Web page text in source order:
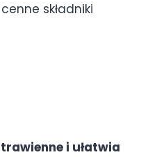
składniki
i ułatwia